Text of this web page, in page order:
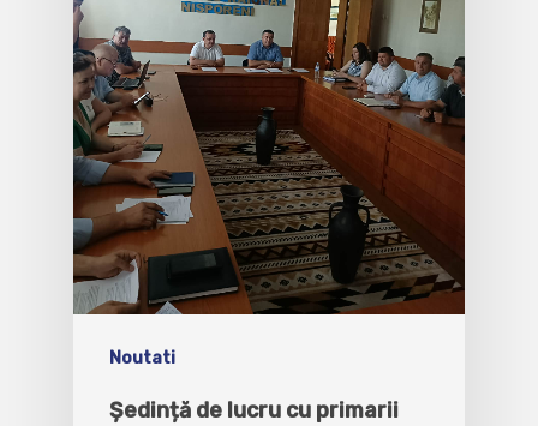
Noutati
Ședință de lucru cu primarii